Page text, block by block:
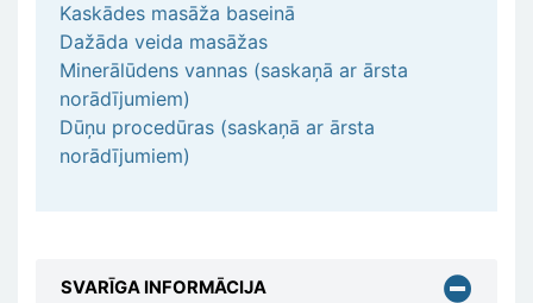
Kaskādes masāža baseinā
Dažāda veida masāžas
Minerālūdens vannas (saskaņā ar ārsta
norādījumiem)
Dūņu procedūras (saskaņā ar ārsta
norādījumiem)
SVARĪGA INFORMĀCIJA